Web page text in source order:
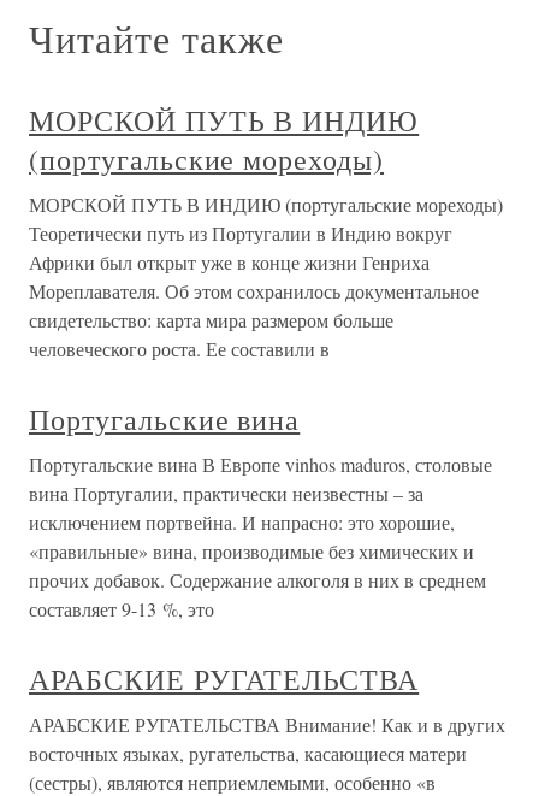
Читайте также
МОРСКОЙ ПУТЬ В ИНДИЮ
(португальские мореходы)
МОРСКОЙ ПУТЬ В ИНДИЮ (португальские мореходы)
Теоретически путь из Португалии в Индию вокруг
Африки был открыт уже в конце жизни Генриха
Мореплавателя. Об этом сохранилось документальное
свидетельство: карта мира размером больше
человеческого роста. Ее составили в
Португальские вина
Португальские вина В Европе vinhos maduros, столовые
вина Португалии, практически неизвестны – за
исключением портвейна. И напрасно: это хорошие,
«правильные» вина, производимые без химических и
прочих добавок. Содержание алкоголя в них в среднем
составляет 9-13 %, это
АРАБСКИЕ РУГАТЕЛЬСТВА
АРАБСКИЕ РУГАТЕЛЬСТВА Внимание! Как и в других
восточных языках, ругательства, касающиеся матери
(сестры), являются неприемлемыми, особенно «в